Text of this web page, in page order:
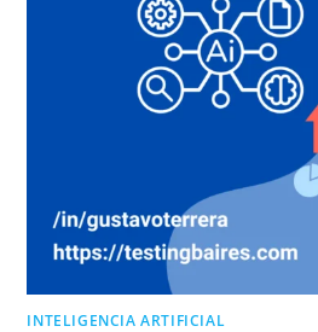
INTELIGENCIA ARTIFICIAL